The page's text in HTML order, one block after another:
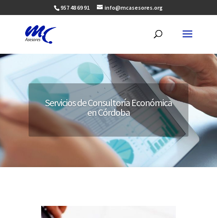
957 48 69 91 info@mcasesores.org
Servicios de Consultoría Económica
en Córdoba